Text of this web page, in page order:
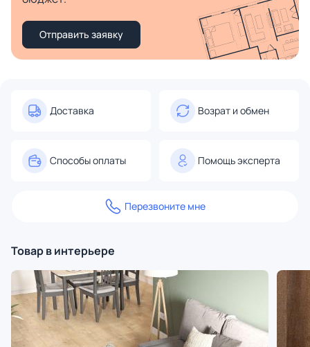
Отправить заявку
Доставка Возрат и обмен
Способы оплаты Помощь эксперта
Перезвоните мне
Товар в интерьере